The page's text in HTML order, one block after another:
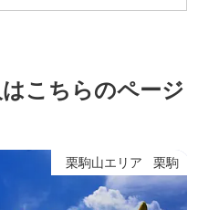
こちらのページ
栗駒山エリア 栗駒